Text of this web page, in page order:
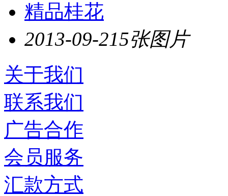
精品桂花
2013-09-215张图片
关于我们
联系我们
广告合作
会员服务
汇款方式